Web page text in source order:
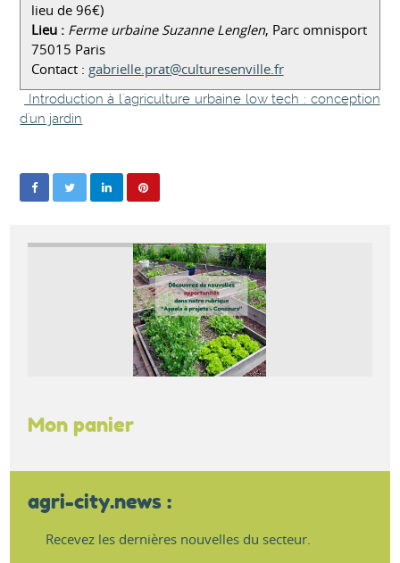
lieu de 96€)
Lieu : Ferme urbaine Suzanne Lenglen, Parc omnisport
75015 Paris
Contact : gabrielle.prat@culturesenville.fr
Introduction à l'agriculture urbaine low tech : conception
d'un jardin
Mon panier
agri-city.news :
Recevez les dernières nouvelles du secteur.